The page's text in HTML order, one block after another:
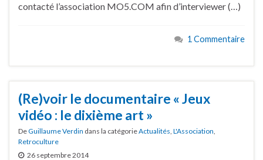
contacté l’association MO5.COM afin d’interviewer (…)
1 Commentaire
(Re)voir le documentaire « Jeux
vidéo : le dixième art »
DeGuillaume Verdin dans la catégorieActualités L'Association
Retroculture
26 septembre 2014